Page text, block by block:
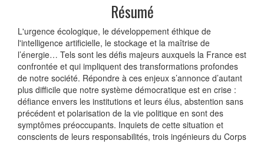
Résumé
L'urgence écologique, le développement éthique de
l'intelligence artificielle, le stockage et la maîtrise de
l’énergie… Tels sont les défis majeurs auxquels la France est
confrontée et qui impliquent des transformations profondes
de notre société. Répondre à ces enjeux s’annonce d’autant
plus difficile que notre système démocratique est en crise :
défiance envers les institutions et leurs élus, abstention sans
précédent et polarisation de la vie politique en sont des
symptômes préoccupants. Inquiets de cette situation et
conscients de leurs responsabilités, trois ingénieurs du Corps